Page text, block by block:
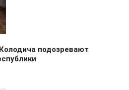
подозревают